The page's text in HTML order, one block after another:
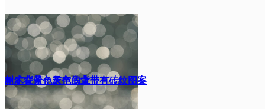
树木在蓝色天空的背
粗犷背景，灰色底上带有砖纹图案